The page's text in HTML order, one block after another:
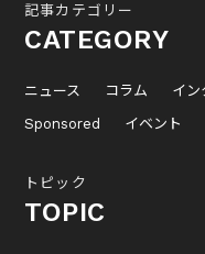
記事カテゴリー
CATEGORY
ニュース コラム イン
Sponsored
イベント
トピック
TOPIC